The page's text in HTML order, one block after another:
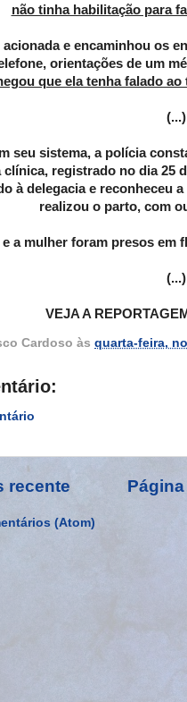
não tinha habilitação para
e encaminhou os
orientações de um
que ela tenha falado
(...)
seu sistema, a polícia
clínica, registrado no dia 25
à delegacia e reconheceu
realizou o parto, com
a mulher foram presos em
(...)
VEJA A
Cardoso às quarta-feira,
recente
(Atom)